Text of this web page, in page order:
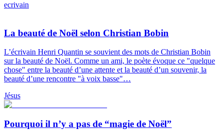
ecrivain
La beauté de Noël selon Christian Bobin
L’écrivain Henri Quantin se souvient des mots de Christian Bobin
sur la beauté de Noël. Comme un ami, le poète évoque ce "quelque
chose" entre la beauté d’une attente et la beauté d’un souvenir, la
beauté d’une rencontre "à voix basse"…
Jésus
Pourquoi il n’y a pas de “magie de Noël”